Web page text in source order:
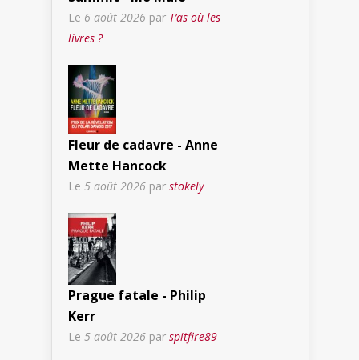
Le 6 août 2026 par T’as où les
livres ?
Fleur de cadavre - Anne
Mette Hancock
Le 5 août 2026 par stokely
Prague fatale - Philip
Kerr
Le 5 août 2026 par spitfire89